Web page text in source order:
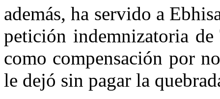
además, ha servido a
petición indemnizatoria
como compensación por
le dejó sin pagar la